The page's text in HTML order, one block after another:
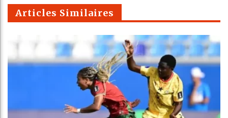
m
Articles Similaires